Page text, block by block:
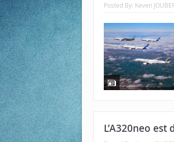
Posted By: Keven
L’A320neo est